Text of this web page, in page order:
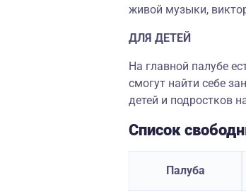
живой музыки,
ДЛЯ ДЕТЕЙ
На главной палубе
смогут найти себе
детей и подростков
Список
Палуба